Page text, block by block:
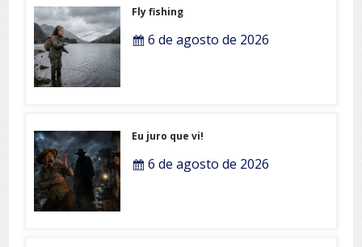
Fly fishing
6 de agosto de 2026
Eu juro que vi!
6 de agosto de 2026